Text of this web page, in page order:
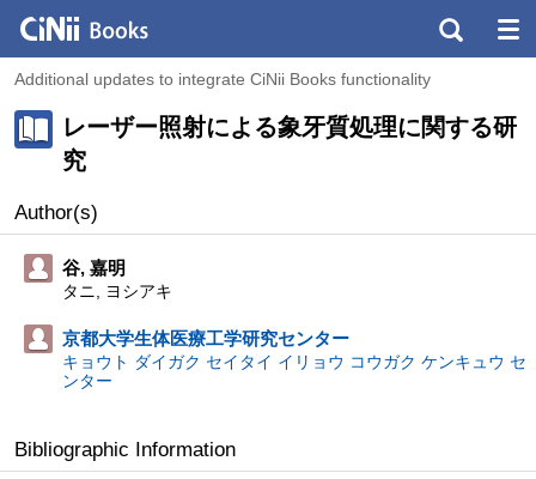
Additional updates to integrate CiNii Books functionality
レーザー照射による象牙質処理に関する研
究
Author(s)
谷, 嘉明
タニ, ヨシアキ
京都大学生体医療工学研究センター
キョウト ダイガク セイタイ イリョウ コウガク ケンキュウ セ
ンター
Bibliographic Information